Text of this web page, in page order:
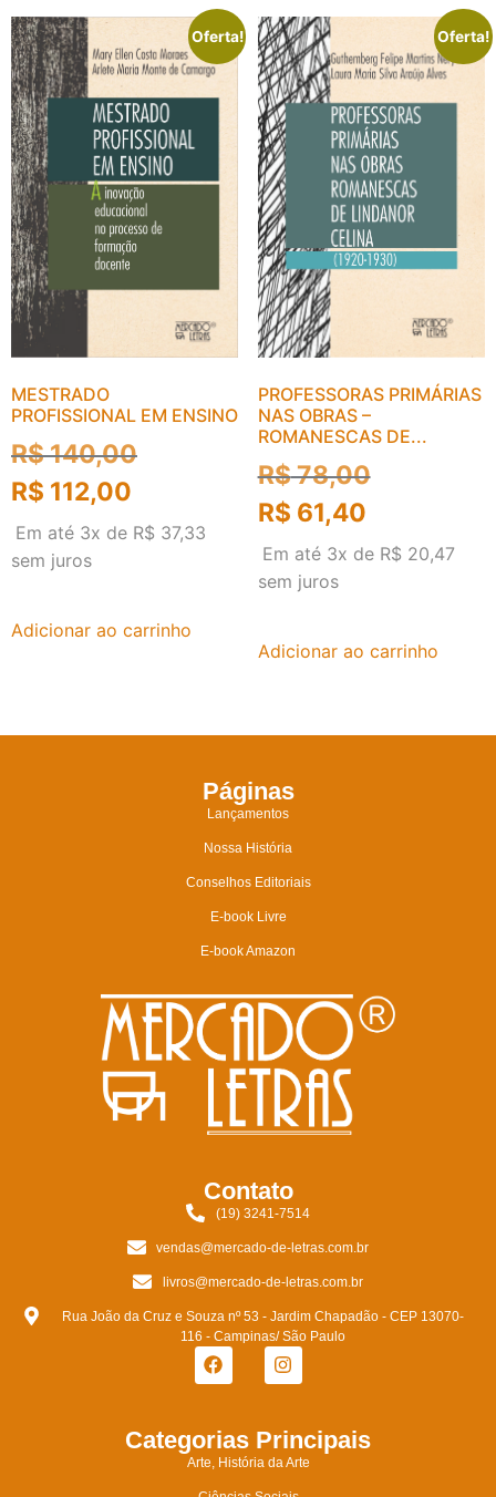
Oferta!
MESTRADO
PROFISSIONAL EM ENSINO
R$140,00
R$ 112,00
Em até 3x de R$ 37,33
sem juros
Adicionar ao carrinho
Oferta!
PROFESSORAS PRIMÁRIAS
NAS OBRAS –
ROMANESCAS DE...
R$78,00
R$ 61,40
Em até 3x de R$ 20,47
sem juros
Adicionar ao carrinho
Páginas
Lançamentos
Nossa História
Conselhos Editoriais
E-book Livre
E-book Amazon
Contato
(19) 3241-7514
vendas@mercado-de-letras.com.br
livros@mercado-de-letras.com.br
Rua João da Cruz e Souza nº 53 - Jardim Chapadão - CEP 13070-
116 - Campinas/ São Paulo
Categorias Principais
Arte, História da Arte